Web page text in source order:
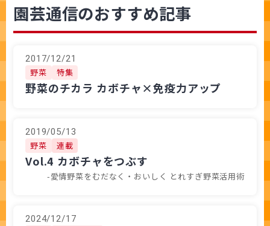
園芸通信のおすすめ記事
2017/12/21
野菜 特集
野菜のチカラ カボチャ×免疫力アップ
2019/05/13
野菜 連載
Vol.4 カボチャをつぶす
-愛情野菜をむだなく・おいしく とれすぎ野菜活用術
2024/12/17